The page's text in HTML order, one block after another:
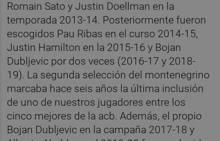
Romain Sato y Justin Doellman en la
temporada 2013-14. Posteriormente fueron
escogidos Pau Ribas en el curso 2014-15,
Justin Hamilton en la 2015-16 y Bojan
Dubljevic por dos veces (2016-17 y 2018-
19). La segunda selección del montenegrino
marcaba hace seis años la última inclusión
de uno de nuestros jugadores entre los
cinco mejores de la acb. Además, el propio
Bojan Dubljevic en la campaña 2017-18 y